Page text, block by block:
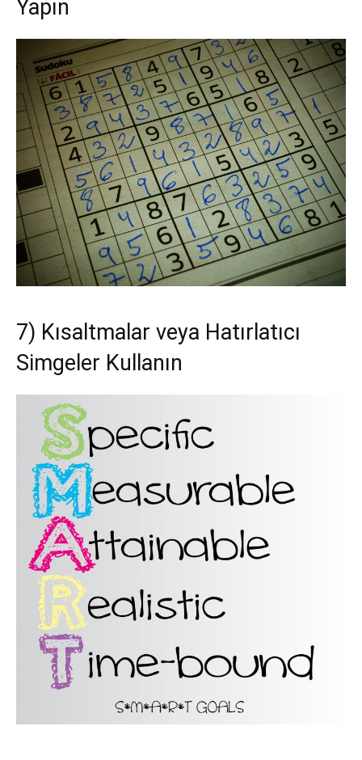
Yapın
7) Kısaltmalar veya Hatırlatıcı
Simgeler Kullanın